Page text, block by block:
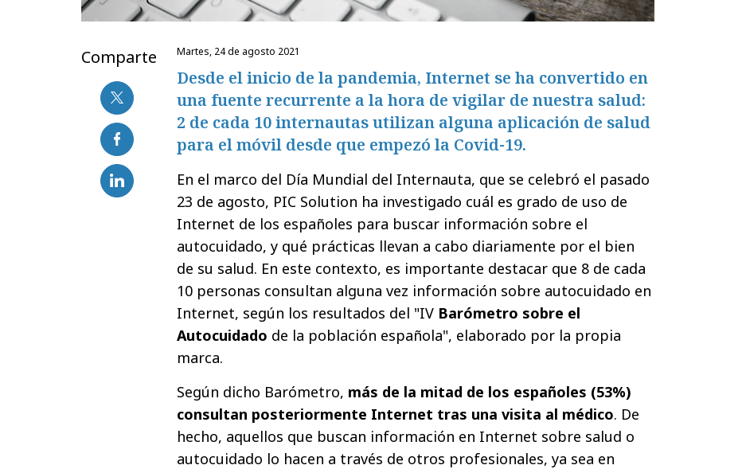
Comparte martes, 24 de agosto 2021
Desde el inicio de la pandemia, Internet se ha convertido en
una fuente recurrente a la hora de vigilar de nuestra salud:
2 de cada 10 internautas utilizan alguna aplicación de salud
para el móvil desde que empezó la Covid-19.
En el marco del Día Mundial del Internauta, que se celebró el pasado
23 de agosto, PIC Solution ha investigado cuál es grado de uso de
Internet de los españoles para buscar información sobre el
autocuidado, y qué prácticas llevan a cabo diariamente por el bien
de su salud. En este contexto, es importante destacar que 8 de cada
10 personas consultan alguna vez información sobre autocuidado en
Internet, según los resultados del "IV Barómetro sobre el
Autocuidado de la población española", elaborado por la propia
marca.
Según dicho Barómetro, más de la mitad de los españoles (53%)
consultan posteriormente Internet tras una visita al médico. De
hecho, aquellos que buscan información en Internet sobre salud o
autocuidado lo hacen a través de otros profesionales, ya sea en